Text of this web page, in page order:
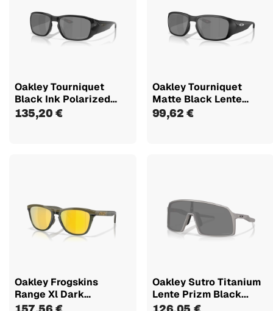
Oakley Tourniquet
Black Ink Polarized
Lente...
135,20 €
Oakley Tourniquet
Matte Black Lente
Prizm Black...
99,62 €
Oakley Frogskins
Range Xl Dark
Brush/olive Ink...
Oakley Sutro Titanium
Lente Prizm Black...